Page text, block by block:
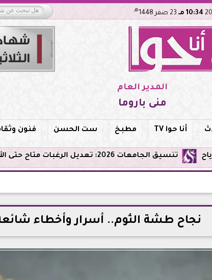
10:34 مـ هـ
المدير العام
منى باروما
أنا حوا TV مطبخ ست الحسن فنون
اعرف القواعد والمواعيد والنصائح قبل غلق التسجيل
نجاح طشة الثوم.. أسرار وأخطاء